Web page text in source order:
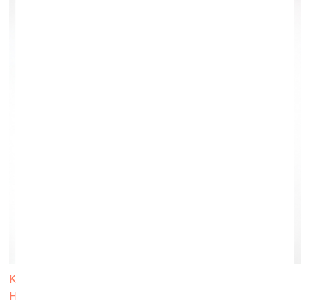
Kliņģerīte. 2025, akrila sveķi, krāsas pigments, D-103 cm,
H-9 cm